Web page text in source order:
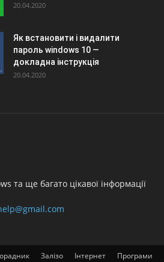
20.04.2020
Як встановити і видалити
пароль windows 10 —
докладна інструкція
20.04.2020
та ще багато цікавої інформації
Залізо Інтернет Програми